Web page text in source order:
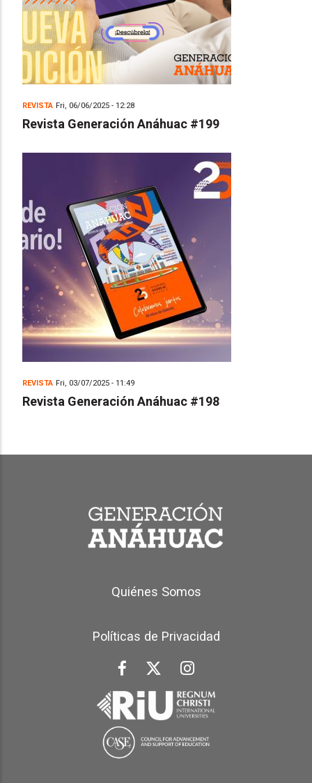
REVISTA Fri, 06/06/2025 - 12:28
Revista Generación Anáhuac #199
REVISTA Fri, 03/07/2025 - 11:49
Revista Generación Anáhuac #198
Quiénes Somos
Políticas de Privacidad